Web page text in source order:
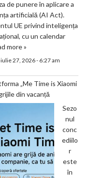
de punere în aplicare a
artificială (AI Act).
UE privind inteligența
cu un calendar
more »
iulie 27, 2026 - 6:27 am
„Me Time is Xiaomi
din vacanță
Sezo
nul
conc
ediilo
r
este
în